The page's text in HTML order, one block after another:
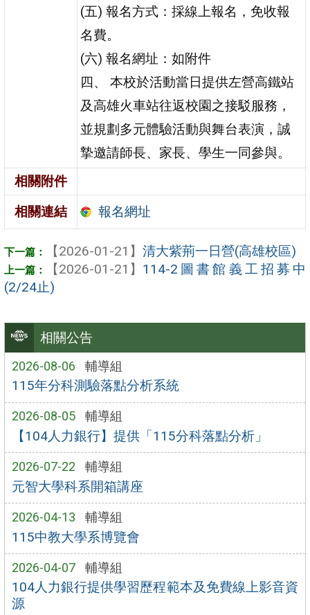
相關公告
2026-08-06 輔導組
115年分科測驗落點分析系統
2026-08-05 輔導組
【104人力銀行】提供「115分科落點分析」
2026-07-22 輔導組
元智大學科系開箱講座
2026-04-13 輔導組
115中教大學系博覽會
2026-04-07 輔導組
104人力銀行提供學習歷程範本及免費線上影音資
源
(五) 報名方式：採線上報名，免收報
名費。
(六) 報名網址：如附件
四、 本校於活動當日提供左營高鐵站
及高雄火車站往返校園之接駁服務，
並規劃多元體驗活動與舞台表演，誠
摯邀請師長、家長、學生一同參與。
相關附件
相關連結
報名網址
【2026-01-21】 清大紫荊一日營(高雄校區)
【2026-01-21】 114-2圖書館義工招募中
(2/24止)